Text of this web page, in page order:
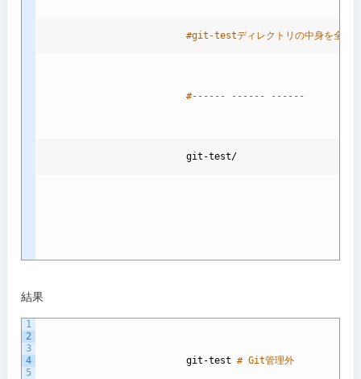
#git-testディレクトリの中身を全て
#------ ------ ------
git -test/
結果
1
2
3
4
5
git -test # Git管理外